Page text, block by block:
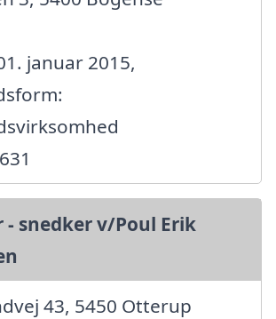
januar 2015,
- snedker v/Poul Erik
43, 5450 Otterup